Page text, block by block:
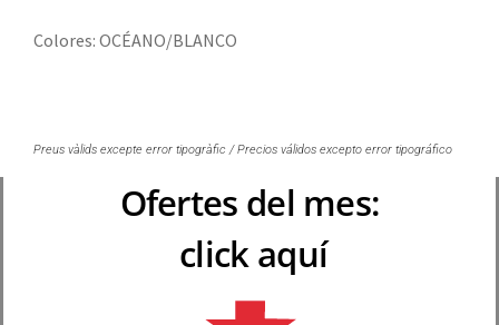
Colores: OCÉANO/BLANCO
Preus vàlids excepte error tipogràfic / Precios válidos excepto error tipográfico
Ofertes del mes:
click aquí